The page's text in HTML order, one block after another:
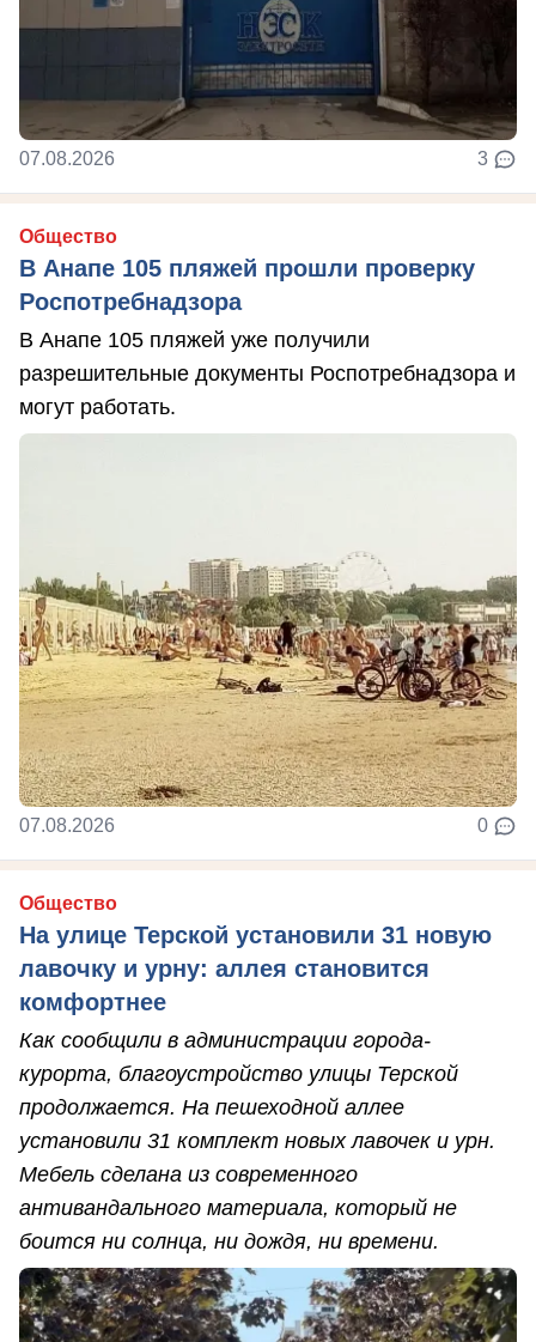
07.08.2026 3
Общество
В Анапе 105 пляжей прошли проверку
Роспотребнадзора
В Анапе 105 пляжей уже получили
разрешительные документы Роспотребнадзора и
могут работать.
07.08.2026 0
Общество
На улице Терской установили 31 новую
лавочку и урну: аллея становится
комфортнее
Как сообщили в администрации города-
курорта, благоустройство улицы Терской
продолжается. На пешеходной аллее
установили 31 комплект новых лавочек и урн.
Мебель сделана из современного
антивандального материала, который не
боится ни солнца, ни дождя, ни времени.